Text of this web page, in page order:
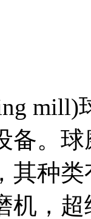
mill)
备。
其种
机，